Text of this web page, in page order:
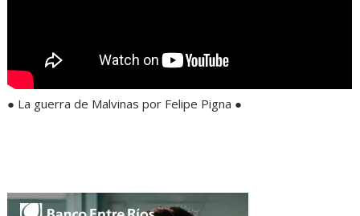
● La guerra de Malvinas por Felipe Pigna ●